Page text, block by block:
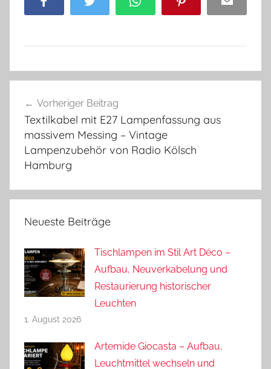
Vorheriger Beitrag
Textilkabel mit E27 Lampenfassung aus
massivem Messing – Vintage
Lampenzubehör von Radio Kölsch
Hamburg
Neueste Beiträge
Tischlampen im Stil Art Déco –
Aufbau, Neuverkabelung und
Restaurierung historischer
Leuchten
1. August 2026
Artemide Giocasta – Aufbau,
Leuchtmittel wechseln und